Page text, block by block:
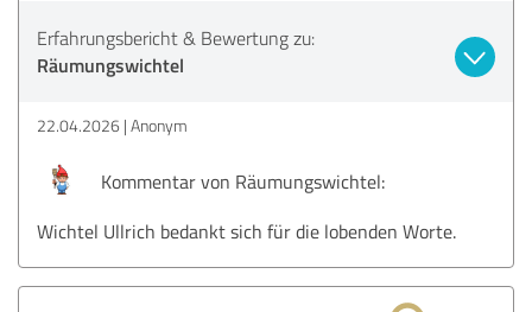
Erfahrungsbericht & Bewertung zu:
Räumungswichtel
22.04.2026 Anonym
Kommentar von Räumungswichtel:
Wichtel Ullrich bedankt sich für die lobenden Worte.